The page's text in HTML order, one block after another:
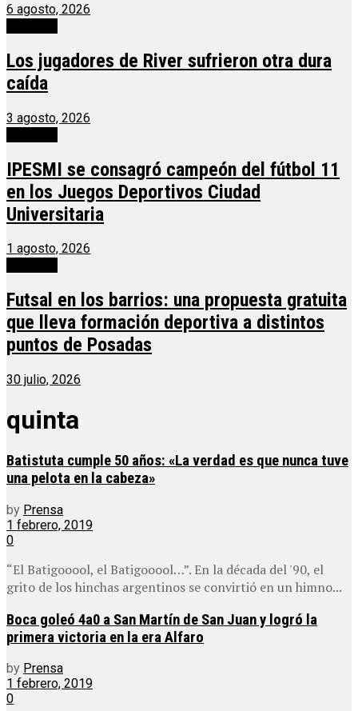
6 agosto, 2026
Los jugadores de River sufrieron otra dura
caída
3 agosto, 2026
IPESMI se consagró campeón del fútbol 11
en los Juegos Deportivos Ciudad
Universitaria
1 agosto, 2026
Futsal en los barrios: una propuesta gratuita
que lleva formación deportiva a distintos
puntos de Posadas
30 julio, 2026
quinta
Batistuta cumple 50 años: «La verdad es que nunca tuve
una pelota en la cabeza»
by Prensa
1 febrero, 2019
0
“El Batigooool, el Batigooool…”. En la década del '90, el
grito de los hinchas argentinos se convirtió en un himno...
Boca goleó 4a0 a San Martín de San Juan y logró la
primera victoria en la era Alfaro
by Prensa
1 febrero, 2019
0